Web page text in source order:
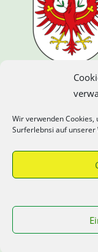
Wir verwenden
Surferlebnsi auf unserer
Hussl auf